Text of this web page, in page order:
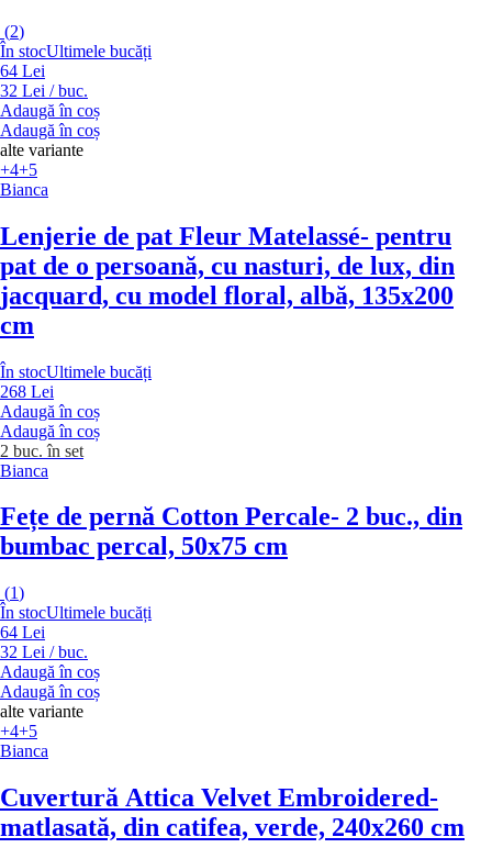
(2)
În stocUltimele bucăți
64 Lei
32 Lei / buc.
Adaugă în coș
Adaugă în coș
alte variante
+4+5
Bianca
Lenjerie de pat Fleur Matelassé- pentru
pat de o persoană, cu nasturi, de lux, din
jacquard, cu model floral, albă, 135x200
cm
În stocUltimele bucăți
268 Lei
Adaugă în coș
Adaugă în coș
2 buc. în set
Bianca
Fețe de pernă Cotton Percale- 2 buc., din
bumbac percal, 50x75 cm
(1)
În stocUltimele bucăți
64 Lei
32 Lei / buc.
Adaugă în coș
Adaugă în coș
alte variante
+4+5
Bianca
Cuvertură Attica Velvet Embroidered-
matlasată, din catifea, verde, 240x260 cm